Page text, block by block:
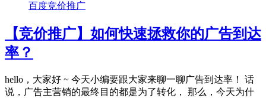
百度竞价推广
【竞价推广】如何快速拯救你的广告到达
率？
hello，大家好 ~ 今天小编要跟大家来聊一聊广告到达率！ 话
说，广告主营销的最终目的都是为了转化， 那么，今天为什